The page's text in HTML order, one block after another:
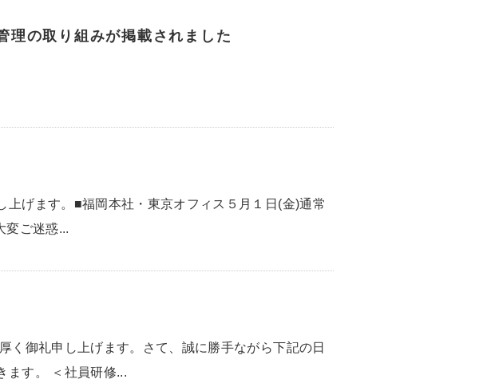
理の取り組みが掲載されました
上げます。■福岡本社・東京オフィス５月１日(金)通常
変ご迷惑...
く御礼申し上げます。さて、誠に勝手ながら下記の日
ます。 ＜社員研修...